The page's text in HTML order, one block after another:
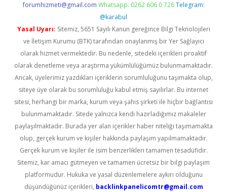
forumhizmeti@gmail.com Whatsapp: 0262 606 0 726 Telegram:
@karabul
Yasal Uyarı: Sitemiz, 5651 Sayılı Kanun gereğince Bilgi Teknolojileri
ve İletişim Kurumu (BTK) tarafından onaylanmış bir Yer Sağlayıcı
olarak hizmet vermektedir. Bu nedenle, sitedeki içerikleri proaktif
olarak denetleme veya araştırma yükümlülüğümüz bulunmamaktadır.
Ancak, üyelerimiz yazdıkları içeriklerin sorumluluğunu taşımakta olup,
siteye üye olarak bu sorumluluğu kabul etmiş sayılırlar. Bu internet
sitesi, herhangi bir marka, kurum veya şahıs şirketi ile hiçbir bağlantısı
bulunmamaktadır. Sitede yalnızca kendi hazırladığımız makaleler
paylaşılmaktadır. Burada yer alan içerikler haber niteliği taşımamakta
olup, gerçek kurum ve kişiler hakkında paylaşım yapılmamaktadır.
Gerçek kurum ve kişiler ile isim benzerlikleri tamamen tesadüfidir.
Sitemiz, kar amacı gütmeyen ve tamamen ücretsiz bir bilgi paylaşım
platformudur. Hukuka ve yasal düzenlemelere aykırı olduğunu
düşündüğünüz içerikleri, backlinkpanelicomtr@gmail.com